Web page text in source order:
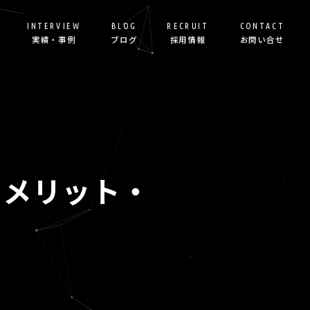
運用代行
INTERVIEW
実績・事例
BLOG
ブログ
RECRUIT
採用情報
CONTACT
お問い合せ
リット・